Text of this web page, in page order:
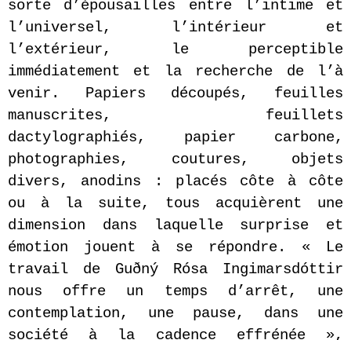
sorte d’épousailles entre l’intime et
l’universel, l’intérieur et
l’extérieur, le perceptible
immédiatement et la recherche de l’à
venir. Papiers découpés, feuilles
manuscrites, feuillets
dactylographiés, papier carbone,
photographies, coutures, objets
divers, anodins : placés côte à côte
ou à la suite, tous acquièrent une
dimension dans laquelle surprise et
émotion jouent à se répondre. « Le
travail de Guðný Rósa Ingimarsdóttir
nous offre un temps d’arrêt, une
contemplation, une pause, dans une
société à la cadence effrénée »,